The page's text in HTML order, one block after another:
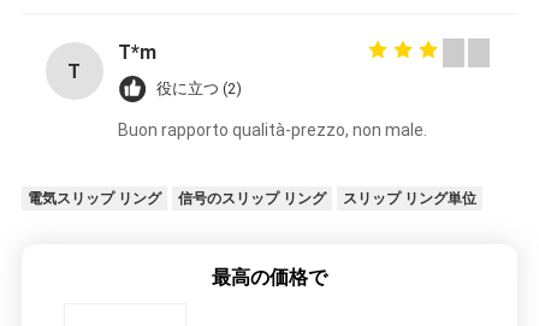
T
T*m
役に立つ (2)
Buon rapporto qualità-prezzo, non male.
電気スリップ リング 信号のスリップ リング スリップ リング単位
最高の価格で